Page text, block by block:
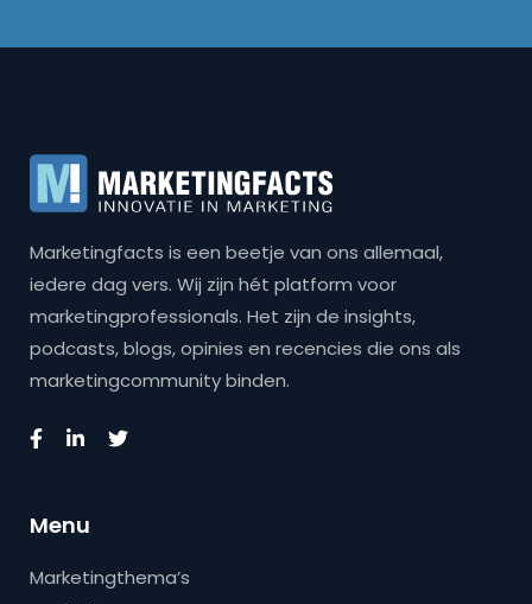
Marketingfacts is een beetje van ons allemaal,
iedere dag vers. Wij zijn hét platform voor
marketingprofessionals. Het zijn de insights,
podcasts, blogs, opinies en recencies die ons als
marketingcommunity binden.
Menu
Marketingthema’s